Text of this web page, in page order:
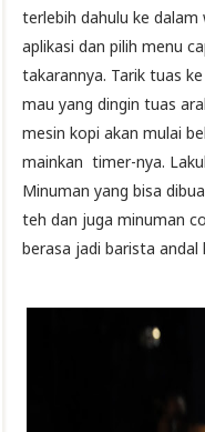
terlebih dahulu ke
aplikasi dan pilih menu
takarannya. Tarik tuas
mau yang dingin tuas
mesin kopi akan mulai
mainkan timer-nya.
Minuman yang bisa
teh dan juga minuman
berasa jadi barista andal